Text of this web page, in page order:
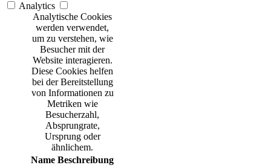
Analytics
Analytische Cookies
werden verwendet,
um zu verstehen, wie
Besucher mit der
Website interagieren.
Diese Cookies helfen
bei der Bereitstellung
von Informationen zu
Metriken wie
Besucherzahl,
Absprungrate,
Ursprung oder
ähnlichem.
Name Beschreibung